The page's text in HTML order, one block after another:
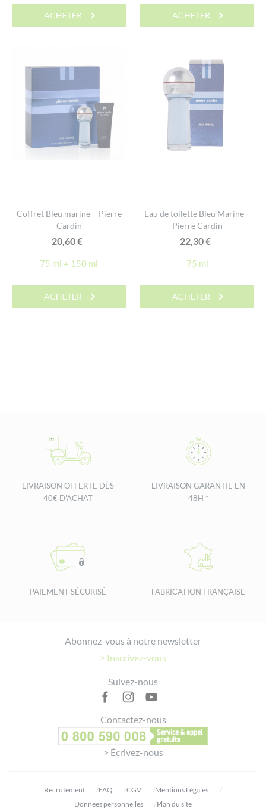
ACHETER ACHETER
Coffret Bleu marine – Pierre
Cardin
20,60€
75 ml + 150 ml
ACHETER
Eau de toilette Bleu Marine –
Pierre Cardin
22,30€
75 ml
ACHETER
LIVRAISON OFFERTE DÈS
40€ D'ACHAT
LIVRAISON GARANTIE EN
48H *
PAIEMENT SÉCURISÉ FABRICATION FRANÇAISE
Abonnez-vous à notre newsletter
> Inscrivez-vous
Suivez-nous
Contactez-nous
> Écrivez-nous
Recrutement FAQ CGV
Mentions Légales
Données personnelles
Plan du site